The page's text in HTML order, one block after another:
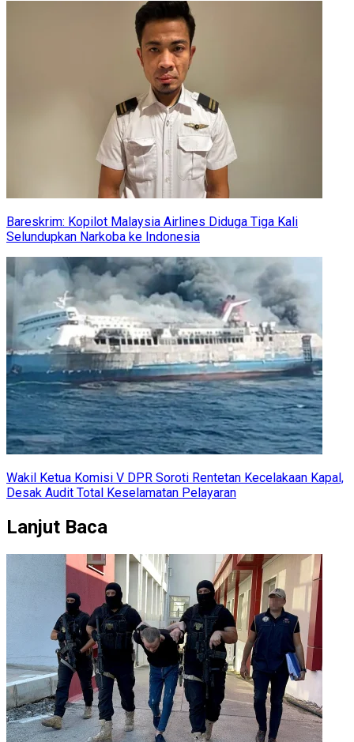
Bareskrim: Kopilot Malaysia Airlines Diduga Tiga Kali
Selundupkan Narkoba ke Indonesia
Wakil Ketua Komisi V DPR Soroti Rentetan Kecelakaan Kapal,
Desak Audit Total Keselamatan Pelayaran
Lanjut Baca